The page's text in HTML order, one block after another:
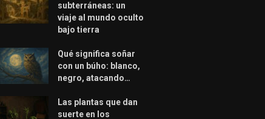
subterráneas: un
viaje al mundo oculto
bajo tierra
Qué significa soñar
con un búho: blanco,
negro, atacando…
Las plantas que dan
suerte en los